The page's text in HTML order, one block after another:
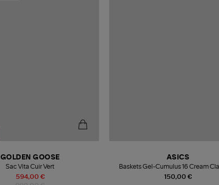
594,00 €
GOLDEN GOOSE
Sac Vita Cuir Vert
150,00 €
ASICS
Baskets Gel-Cumulus 16 Cream